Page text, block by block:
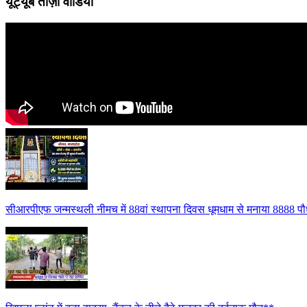
सीआरपीएफ जन्मस्थली नीमच में 88वां स्थापना दिवस धूमधाम से मनाया 8888